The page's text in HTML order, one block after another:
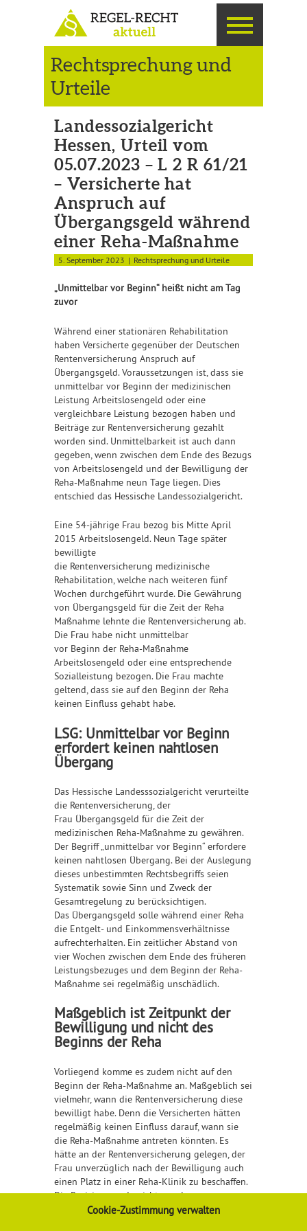
Cookie-Zustimmung verwalten
Rechtsprechung und
Urteile
Landessozialgericht
Hessen, Urteil vom
05.07.2023 – L 2 R 61/21
– Versicherte hat
Anspruch auf
Übergangsgeld während
einer Reha-Maßnahme
5. September 2023 Rechtsprechung und Urteile
„Unmittelbar vor Beginn“ heißt nicht am Tag
zuvor
Während einer stationären Rehabilitation
haben Versicherte gegenüber der Deutschen
Rentenversicherung Anspruch auf
Übergangsgeld. Voraussetzungen ist, dass sie
unmittelbar vor Beginn der medizinischen
Leistung Arbeitslosengeld oder eine
vergleichbare Leistung bezogen haben und
Beiträge zur Rentenversicherung gezahlt
worden sind. Unmittelbarkeit ist auch dann
gegeben, wenn zwischen dem Ende des Bezugs
von Arbeitslosengeld und der Bewilligung der
Reha-Maßnahme neun Tage liegen. Dies
entschied das Hessische Landessozialgericht.
Eine 54-jährige Frau bezog bis Mitte April
2015 Arbeitslosengeld. Neun Tage später
bewilligte
die Rentenversicherung medizinische
Rehabilitation, welche nach weiteren fünf
Wochen durchgeführt wurde. Die Gewährung
von Übergangsgeld für die Zeit der Reha
Maßnahme lehnte die Rentenversicherung ab.
Die Frau habe nicht unmittelbar
vor Beginn der Reha-Maßnahme
Arbeitslosengeld oder eine entsprechende
Sozialleistung bezogen. Die Frau machte
geltend, dass sie auf den Beginn der Reha
keinen Einfluss gehabt habe.
LSG: Unmittelbar vor Beginn
erfordert keinen nahtlosen
Übergang
Das Hessische Landesssozialgericht verurteilte
die Rentenversicherung, der
Frau Übergangsgeld für die Zeit der
medizinischen Reha-Maßnahme zu gewähren.
Der Begriff „unmittelbar vor Beginn“ erfordere
keinen nahtlosen Übergang. Bei der Auslegung
dieses unbestimmten Rechtsbegriffs seien
Systematik sowie Sinn und Zweck der
Gesamtregelung zu berücksichtigen.
Das Übergangsgeld solle während einer Reha
die Entgelt- und Einkommensverhältnisse
aufrechterhalten. Ein zeitlicher Abstand von
vier Wochen zwischen dem Ende des früheren
Leistungsbezuges und dem Beginn der Reha-
Maßnahme sei regelmäßig unschädlich.
Maßgeblich ist Zeitpunkt der
Bewilligung und nicht des
Beginns der Reha
Vorliegend komme es zudem nicht auf den
Beginn der Reha-Maßnahme an. Maßgeblich sei
vielmehr, wann die Rentenversicherung diese
bewilligt habe. Denn die Versicherten hätten
regelmäßig keinen Einfluss darauf, wann sie
die Reha-Maßnahme antreten könnten. Es
hätte an der Rentenversicherung gelegen, der
Frau unverzüglich nach der Bewilligung auch
einen Platz in einer Reha-Klinik zu beschaffen.
Die Revision wurde nicht zugelassen.